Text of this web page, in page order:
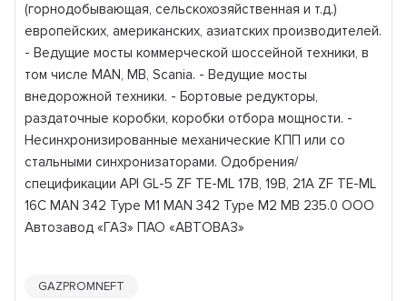
(горнодобывающая, сельскохозяйственная и т.д.)
европейских, американских, азиатских производителей.
- Ведущие мосты коммерческой шоссейной техники, в
том числе MAN, MB, Scania. - Ведущие мосты
внедорожной техники. - Бортовые редукторы,
раздаточные коробки, коробки отбора мощности. -
Несинхронизированные механические КПП или со
стальными синхронизаторами. Одобрения/
спецификации API GL-5 ZF TE-ML 17B, 19B, 21A ZF TE-ML
16C MAN 342 Type M1 MAN 342 Type M2 MB 235.0 ООО
Автозавод «ГАЗ» ПАО «АВТОВАЗ»
GAZPROMNEFT